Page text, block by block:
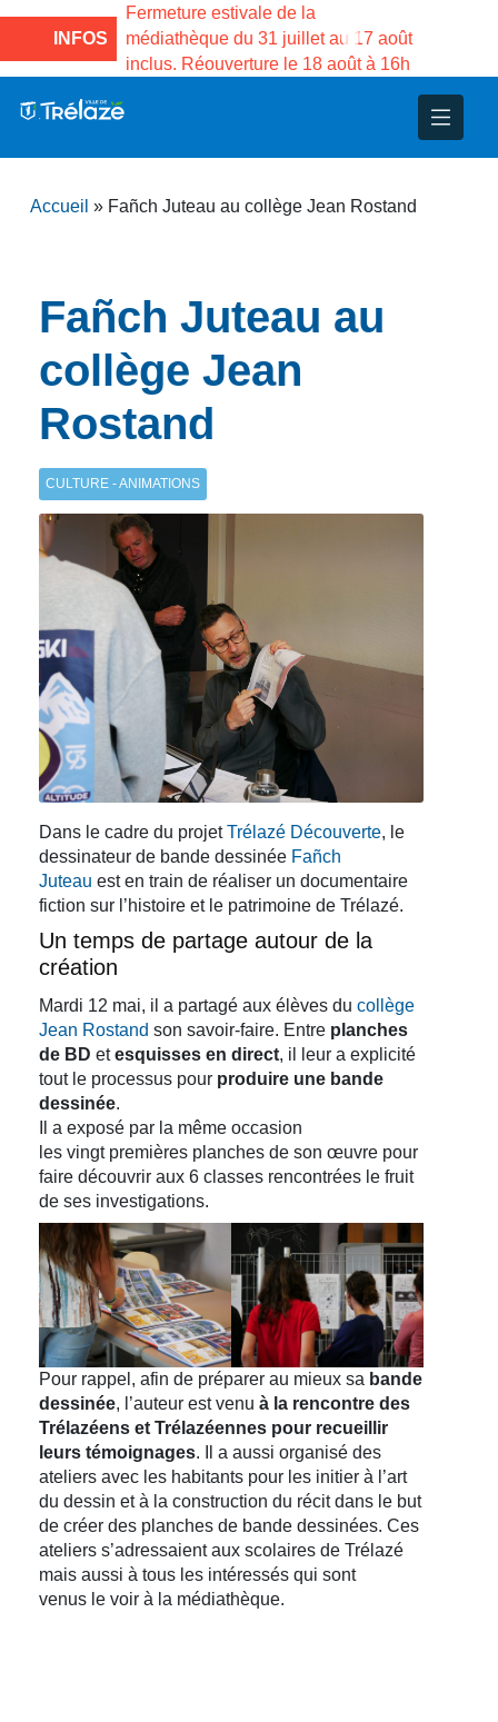
INFOS
des Fermeture estivale de la
médiathèque du 31 juillet au 17 août
inclus. Réouverture le 18 août à 16h
Services publics
3 au 21 août
et d’animations
Projets
Accueil » Fañch Juteau au collège Jean Rostand
Fañch Juteau au
collège Jean
Rostand
CULTURE - ANIMATIONS
Dans le cadre du projetTrélazé Découverte, le
dessinateur de bande dessinée Fañch
Juteau est en train de réaliser un documentaire
fiction sur l’histoire et le patrimoine de Trélazé.
Un temps de partage autour de la
création
Mardi 12 mai, il a partagé aux élèves du collège
Jean Rostand son savoir-faire. Entre planches
de BD etesquisses en direct, il leur a explicité
tout le processus pour produire une bande
dessinée.
Il a exposé par la même occasion
les vingt premières planches de son œuvre pour
faire découvrir aux 6 classes rencontrées le fruit
de ses investigations.
Pour rappel, afin de préparer au mieux sa bande
dessinée, l’auteur est venu à la rencontre des
Trélazéens et Trélazéennes pour recueillir
leurs témoignages. Il a aussi organisé des
ateliers avec les habitants pour les initier à l’art
du dessin et à la construction du récit dans le but
de créer des planches de bande dessinées. Ces
ateliers s’adressaient aux scolaires de Trélazé
mais aussi à tous les intéressés qui sont
venus le voir à la médiathèque.